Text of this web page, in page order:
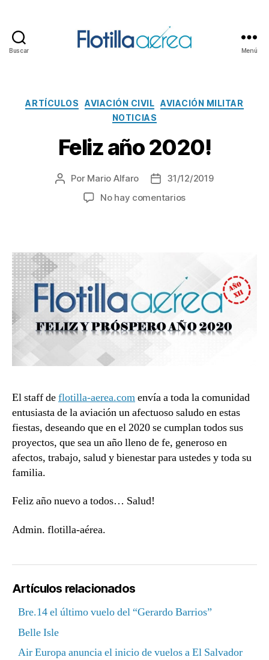
Buscar Menú
Categorías
ARTÍCULOS AVIACIÓN CIVIL
AVIACIÓN MILITAR
NOTICIAS
Feliz año 2020!
Autor
Por Mario Alfaro
Fecha
de
31/12/2019
No hay comentariosen
El staff deflotilla-aerea.comenvía a toda la comunidad
entusiasta de la aviación un afectuoso saludo en estas
fiestas, deseando que en el 2020 se cumplan todos sus
proyectos, que sea un año lleno de fe, generoso en
afectos, trabajo, salud y bienestar para ustedes y toda su
familia.
Feliz año nuevo a todos… Salud!
Admin. flotilla-aérea.
Artículos relacionados
Bre.14 el último vuelo del “Gerardo Barrios”
Belle Isle
Air Europa anuncia el inicio de vuelos a El Salvador